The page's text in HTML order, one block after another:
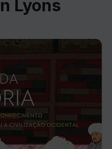
Lyons